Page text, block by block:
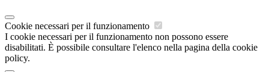
Cookie necessari per il funzionamento
I cookie necessari per il funzionamento non possono essere
disabilitati. È possibile consultare l'elenco nella pagina della cookie
policy.